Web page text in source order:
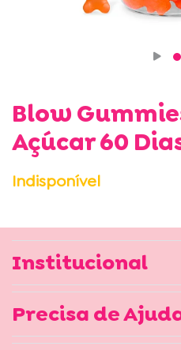
Blow
Açúcar 60
Indisponível
Institucional
Precisa de